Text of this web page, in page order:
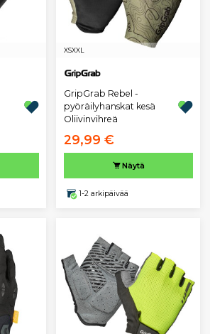
XSXXL
GripGrab Rebel -
pyöräilyhanskat kesä
Oliivinvihreä
29,99 €
Näytä
1-2 arkipäivää